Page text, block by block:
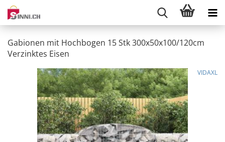
Gabionen mit Hochbogen 15 Stk 300x50x100/120cm
Verzinktes Eisen
VIDAXL